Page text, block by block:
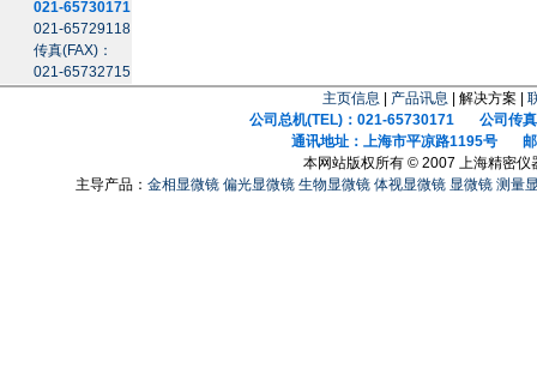
021-65730171
021-65729118
传真(FAX)：
021-65732715
主页信息
产品讯息 | 解决方案 |
公司总机(TEL)：021-65730171 公司传真
通讯地址：上海市平凉路1195号 邮
本网站版权所有 © 2007 上海精密仪
主导产品： 金相显微镜 偏光显微镜 生物显微镜 体视显微镜 显微镜 测量